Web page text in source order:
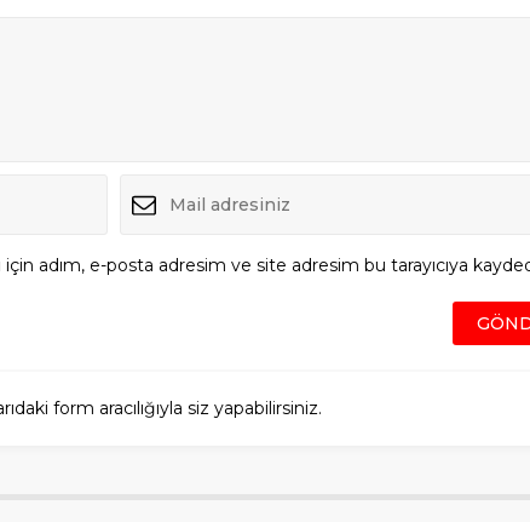
adım, e-posta adresim ve site adresim bu tarayıcıya
form aracılığıyla siz yapabilirsiniz.